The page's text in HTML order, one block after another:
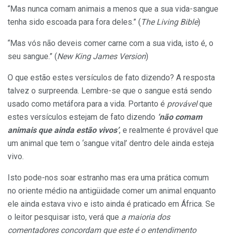
“Mas nunca comam animais a menos que a sua vida-sangue
tenha sido escoada para fora deles.” ( The Living Bible)
“Mas vós não deveis comer carne com a sua vida, isto é, o
seu sangue.” (New King James Version)
O que estão estes versículos de fato dizendo? A resposta
talvez o surpreenda. Lembre-se que o sangue está sendo
usado como metáfora para a vida. Portanto é provávelque
estes versículos estejam de fato dizendo ‘não comam
animais que ainda estão vivos’, e realmente é provável que
um animal que tem o ‘sangue vital’ dentro dele ainda esteja
vivo.
Isto pode-nos soar estranho mas era uma prática comum
no oriente médio na antigüidade comer um animal enquanto
ele ainda estava vivo e isto ainda é praticado em África. Se
o leitor pesquisar isto, verá que a maioria dos
comentadores concordam que este é o entendimento